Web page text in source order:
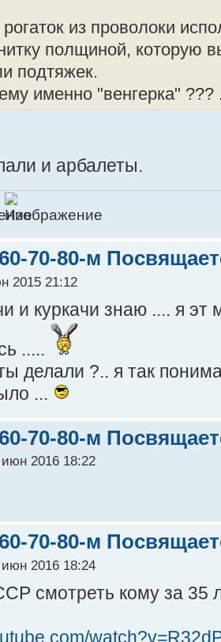
из проволоки
полщиной, которую
подтяжек.
именно "венгерка"
и арбалеты.
70-80-м
2015 21:12
и куркачи знаю .... я эт
.....
делали ?.. я так
...
70-80-м
2016 18:22
70-80-м
2016 18:24
смотреть кому за 35